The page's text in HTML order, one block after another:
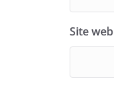
Site web